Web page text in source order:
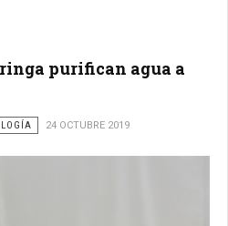
purifican agua a
24 OCTUBRE 2019